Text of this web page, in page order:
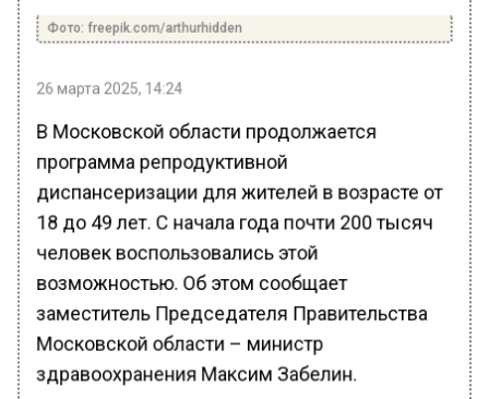
Фото: freepik.com/arthurhidden
26 марта 2025, 14:24
В Московской области продолжается
программа репродуктивной
диспансеризации для жителей в возрасте от
18 до 49 лет. С начала года почти 200 тысяч
человек воспользовались этой
возможностью. Об этом сообщает
заместитель Председателя Правительства
Московской области – министр
здравоохранения Максим Забелин.